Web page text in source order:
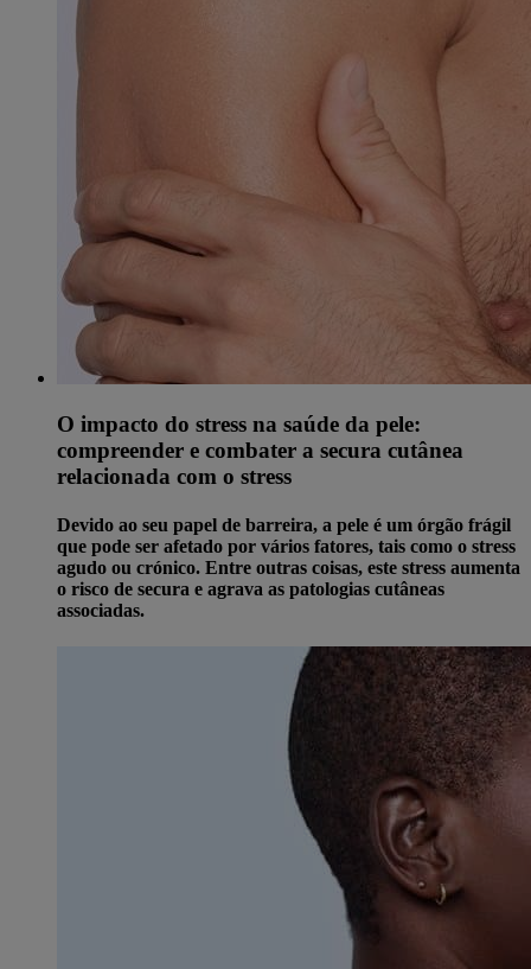
O impacto do stress na saúde da pele:
compreender e combater a secura cutânea
relacionada com o stress
Devido ao seu papel de barreira, a pele é um órgão frágil
que pode ser afetado por vários fatores, tais como o stress
agudo ou crónico. Entre outras coisas, este stress aumenta
o risco de secura e agrava as patologias cutâneas
associadas.